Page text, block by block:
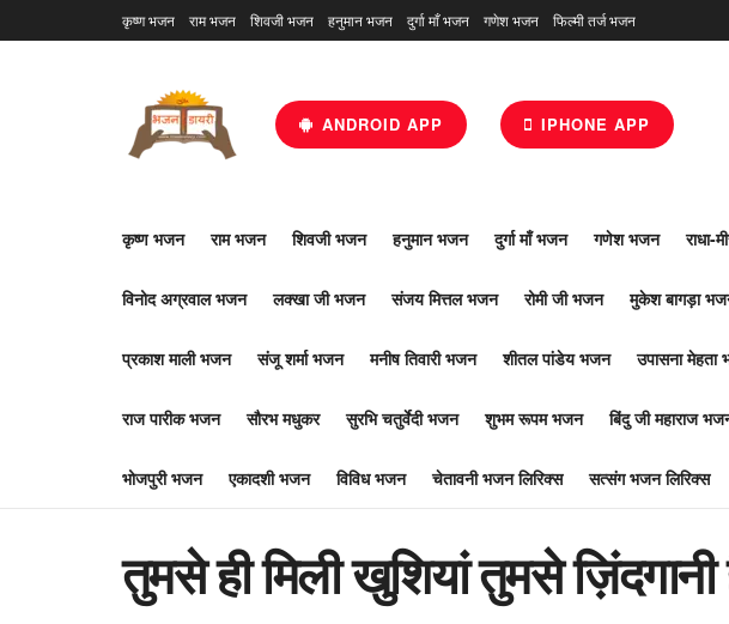
कृष्ण भजन राम भजन शिवजी भजन हनुमान भजन दुर्गा माँ भजन गणेश भजन फिल्मी तर्ज भजन
ANDROID APP IPHONE APP
कृष्ण भजन राम भजन शिवजी भजन हनुमान भजन दुर्गा माँ भजन गणेश भजन राधा-
विनोद अग्रवाल भजन लक्खा जी भजन संजय मित्तल भजन रोमी जी भजन मुकेश बागड़ा
प्रकाश माली भजन संजू शर्मा भजन मनीष तिवारी भजन शीतल पांडेय भजन उपासना मेहता
राज पारीक भजन सौरभ मधुकर सुरभि चतुर्वेदी भजन शुभम रूपम भजन बिंदु जी महाराज
भोजपुरी भजन एकादशी भजन विविध भजन चेतावनी भजन लिरिक्स सत्संग भजन लिरिक्स
तुमसे ही मिली खुशियां तुमसे